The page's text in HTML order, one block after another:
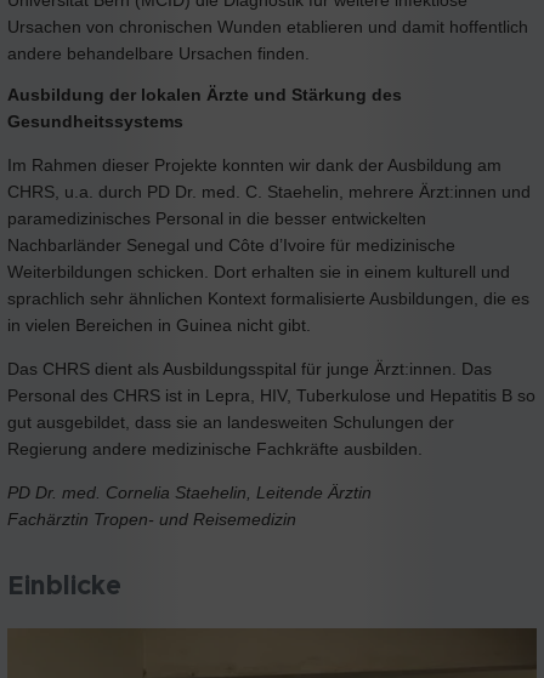
Ursachen von chronischen Wunden etablieren und damit hoffentlich
andere behandelbare Ursachen finden.
Ausbildung der lokalen Ärzte und Stärkung des
Gesundheitssystems
Im Rahmen dieser Projekte konnten wir dank der Ausbildung am
CHRS, u.a. durch PD Dr. med. C. Staehelin, mehrere Ärzt:innen und
paramedizinisches Personal in die besser entwickelten
Nachbarländer Senegal und Côte d’Ivoire für medizinische
Weiterbildungen schicken. Dort erhalten sie in einem kulturell und
sprachlich sehr ähnlichen Kontext formalisierte Ausbildungen, die es
in vielen Bereichen in Guinea nicht gibt.
Das CHRS dient als Ausbildungsspital für junge Ärzt:innen. Das
Personal des CHRS ist in Lepra, HIV, Tuberkulose und Hepatitis B so
gut ausgebildet, dass sie an landesweiten Schulungen der
Regierung andere medizinische Fachkräfte ausbilden.
PD Dr. med. Cornelia Staehelin, Leitende Ärztin
Fachärztin Tropen- und Reisemedizin
Einblicke